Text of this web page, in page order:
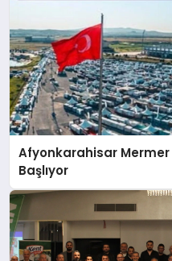
Afyonkarahisar Mermer
Başlıyor